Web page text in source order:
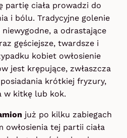
partię ciała prowadzi do
i bólu. Tradycyjne golenie
a odrastające
gęściejsze, twardsze i
kobiet owłosienie
jest krępujące, zwłaszcza
krótkiej fryzury,
w kitkę lub kok.
już po kilku zabiegach
owłosienia tej partii ciała